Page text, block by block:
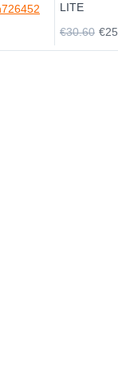
LITE
€30.60